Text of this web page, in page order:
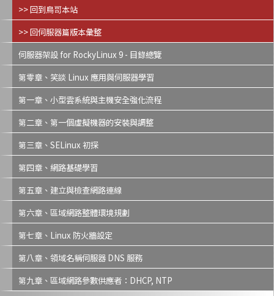
>> 回到鳥哥本站
>> 回伺服器篇版本彙整
伺服器架設 for RockyLinux 9 - 目錄總覽
第零章、笑談 Linux 應用與伺服器學習
第一章、小型雲系統與主機安全強化流程
第二章、第一個虛擬機器的安裝與調整
第三章、SELinux 初探
第四章、網路基礎學習
第五章、建立與檢查網路連線
第六章、區域網路整體環境規劃
第七章、Linux 防火牆設定
第八章、領域名稱伺服器 DNS 服務
第九章、區域網路參數供應者：DHCP, NTP